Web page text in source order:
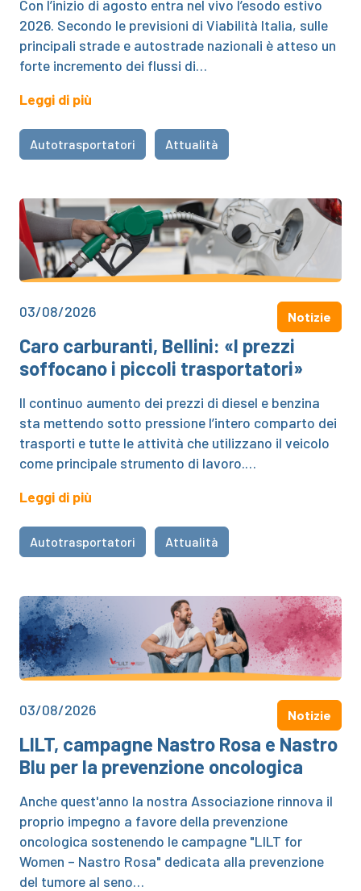
Con l’inizio di agosto entra nel vivo l’esodo estivo
2026. Secondo le previsioni di Viabilità Italia, sulle
principali strade e autostrade nazionali è atteso un
forte incremento dei flussi di…
Leggi di più
Autotrasportatori Attualità
03/08/2026 Notizie
Caro carburanti, Bellini: «I prezzi
soffocano i piccoli trasportatori»
Il continuo aumento dei prezzi di diesel e benzina
sta mettendo sotto pressione l’intero comparto dei
trasporti e tutte le attività che utilizzano il veicolo
come principale strumento di lavoro.…
Leggi di più
Autotrasportatori Attualità
03/08/2026 Notizie
LILT, campagne Nastro Rosa e Nastro
Blu per la prevenzione oncologica
Anche quest'anno la nostra Associazione rinnova il
proprio impegno a favore della prevenzione
oncologica sostenendo le campagne "LILT for
Women – Nastro Rosa" dedicata alla prevenzione
del tumore al seno…